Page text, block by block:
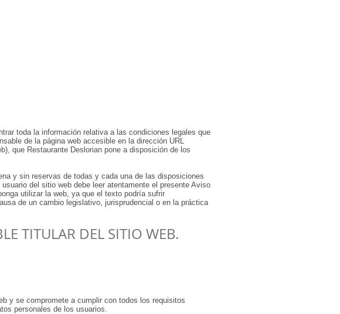
toda la información relativa a las condiciones legales que
de la página web accesible en la dirección URL
que Restaurante Deslorian pone a disposición de los
y sin reservas de todas y cada una de las disposiciones
del sitio web debe leer atentamente el presente Aviso
utilizar la web, ya que el texto podría sufrir
de un cambio legislativo, jurisprudencial o en la práctica
TITULAR DEL SITIO WEB.
y se compromete a cumplir con todos los requisitos
personales de los usuarios.